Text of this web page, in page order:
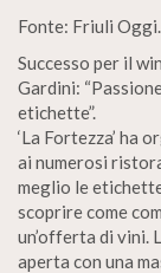
Fonte: Friuli Oggi.
Successo per il
Gardini:
etichette”.
‘La Fortezza’ ha
ai numerosi
meglio le
scoprire come
un’offerta di vini.
aperta con una